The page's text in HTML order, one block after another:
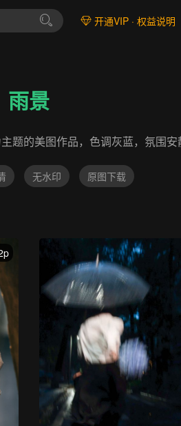
开通VIP · 权益说明
雨景
题的美图作品，色调灰蓝，氛围安
无水印 原图下载